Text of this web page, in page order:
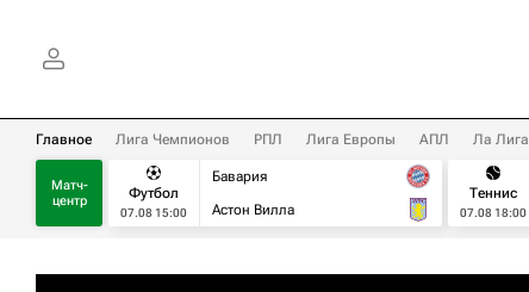
Главное Лига Чемпионов РПЛ Лига Европы АПЛ Ла Лига
Матч-
центр
Футбол
07.08 15:00
Бавария
Астон Вилла
Теннис
07.08 18:00